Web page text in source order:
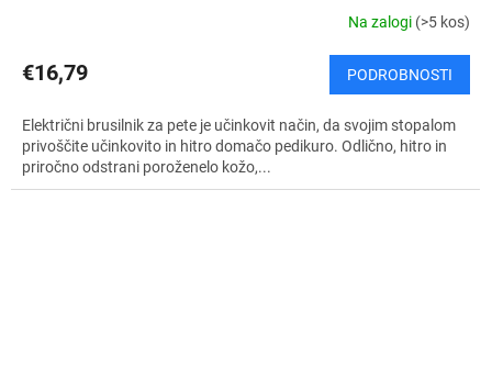
Na zalogi (>5 kos)
€16,79 PODROBNOSTI
Električni brusilnik za pete je učinkovit način, da svojim stopalom
privoščite učinkovito in hitro domačo pedikuro. Odlično, hitro in
priročno odstrani poroženelo kožo,...